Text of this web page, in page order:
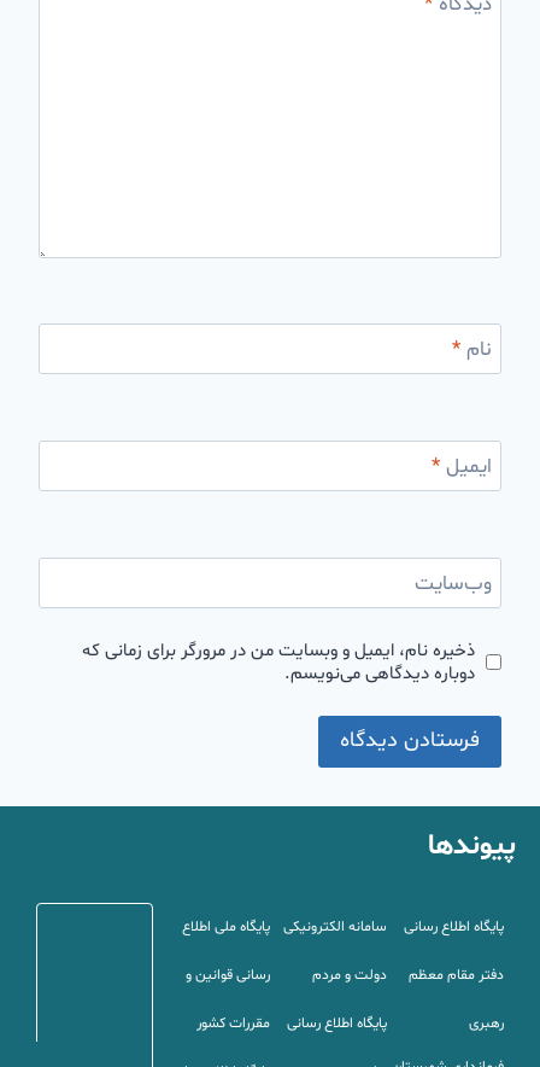
نام*
ایمیل*
وب‌سایت
ذخیره نام، ایمیل و وبسایت من در مرورگر برای زمانی که
دوباره دیدگاهی می‌نویسم.
پیوندها
پایگاه اطلاع رسانی
دفتر مقام معظم
رهبری
سامانه الکترونیکی
دولت و مردم
پایگاه اطلاع رسانی
پایگاه ملی اطلاع
رسانی قوانین و
مقررات کشور